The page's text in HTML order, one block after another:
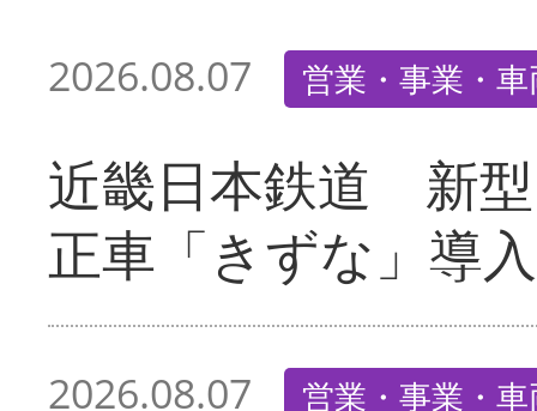
2026.08.07 営業・事業・
近畿日本鉄道 新
正車「きずな」導入
2026.08.07 営業・事業・